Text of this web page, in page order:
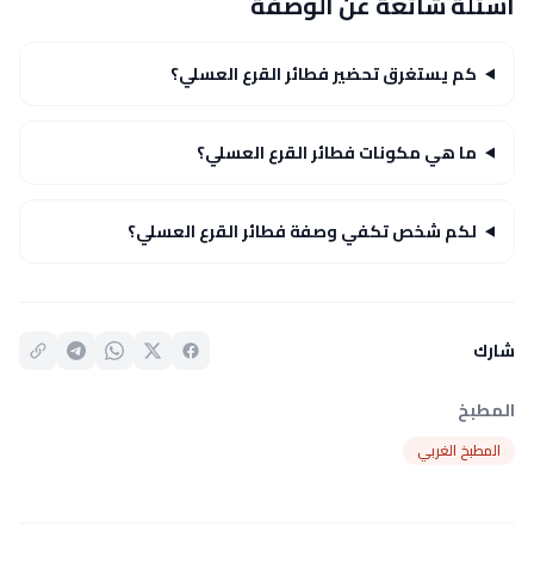
كم يستغرق تحضير فطائر القرع العسلي؟
ما هي مكونات فطائر القرع العسلي؟
لكم شخص تكفي وصفة فطائر القرع العسلي؟
شارك
المطبخ
المطبخ الغربي